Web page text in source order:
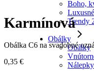
Boho,
Trendy
Obálky
Obálky
Karmínová
Obálka C6 na svadobné
0,35 €